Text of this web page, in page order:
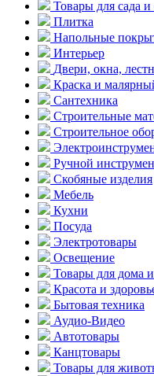
Товары для сада и
Плитка
Напольные
Интерьер
Двери, окна,
Краска и
Сантехника
Строительные
Строительное
Ручной
Скобяные изделия
Мебель
Кухни
Посуда
Электротовары
Освещение
Товары для дома и
Красота и
Бытовая техника
Аудио-Видео
Автотовары
Канцтовары
Товары для